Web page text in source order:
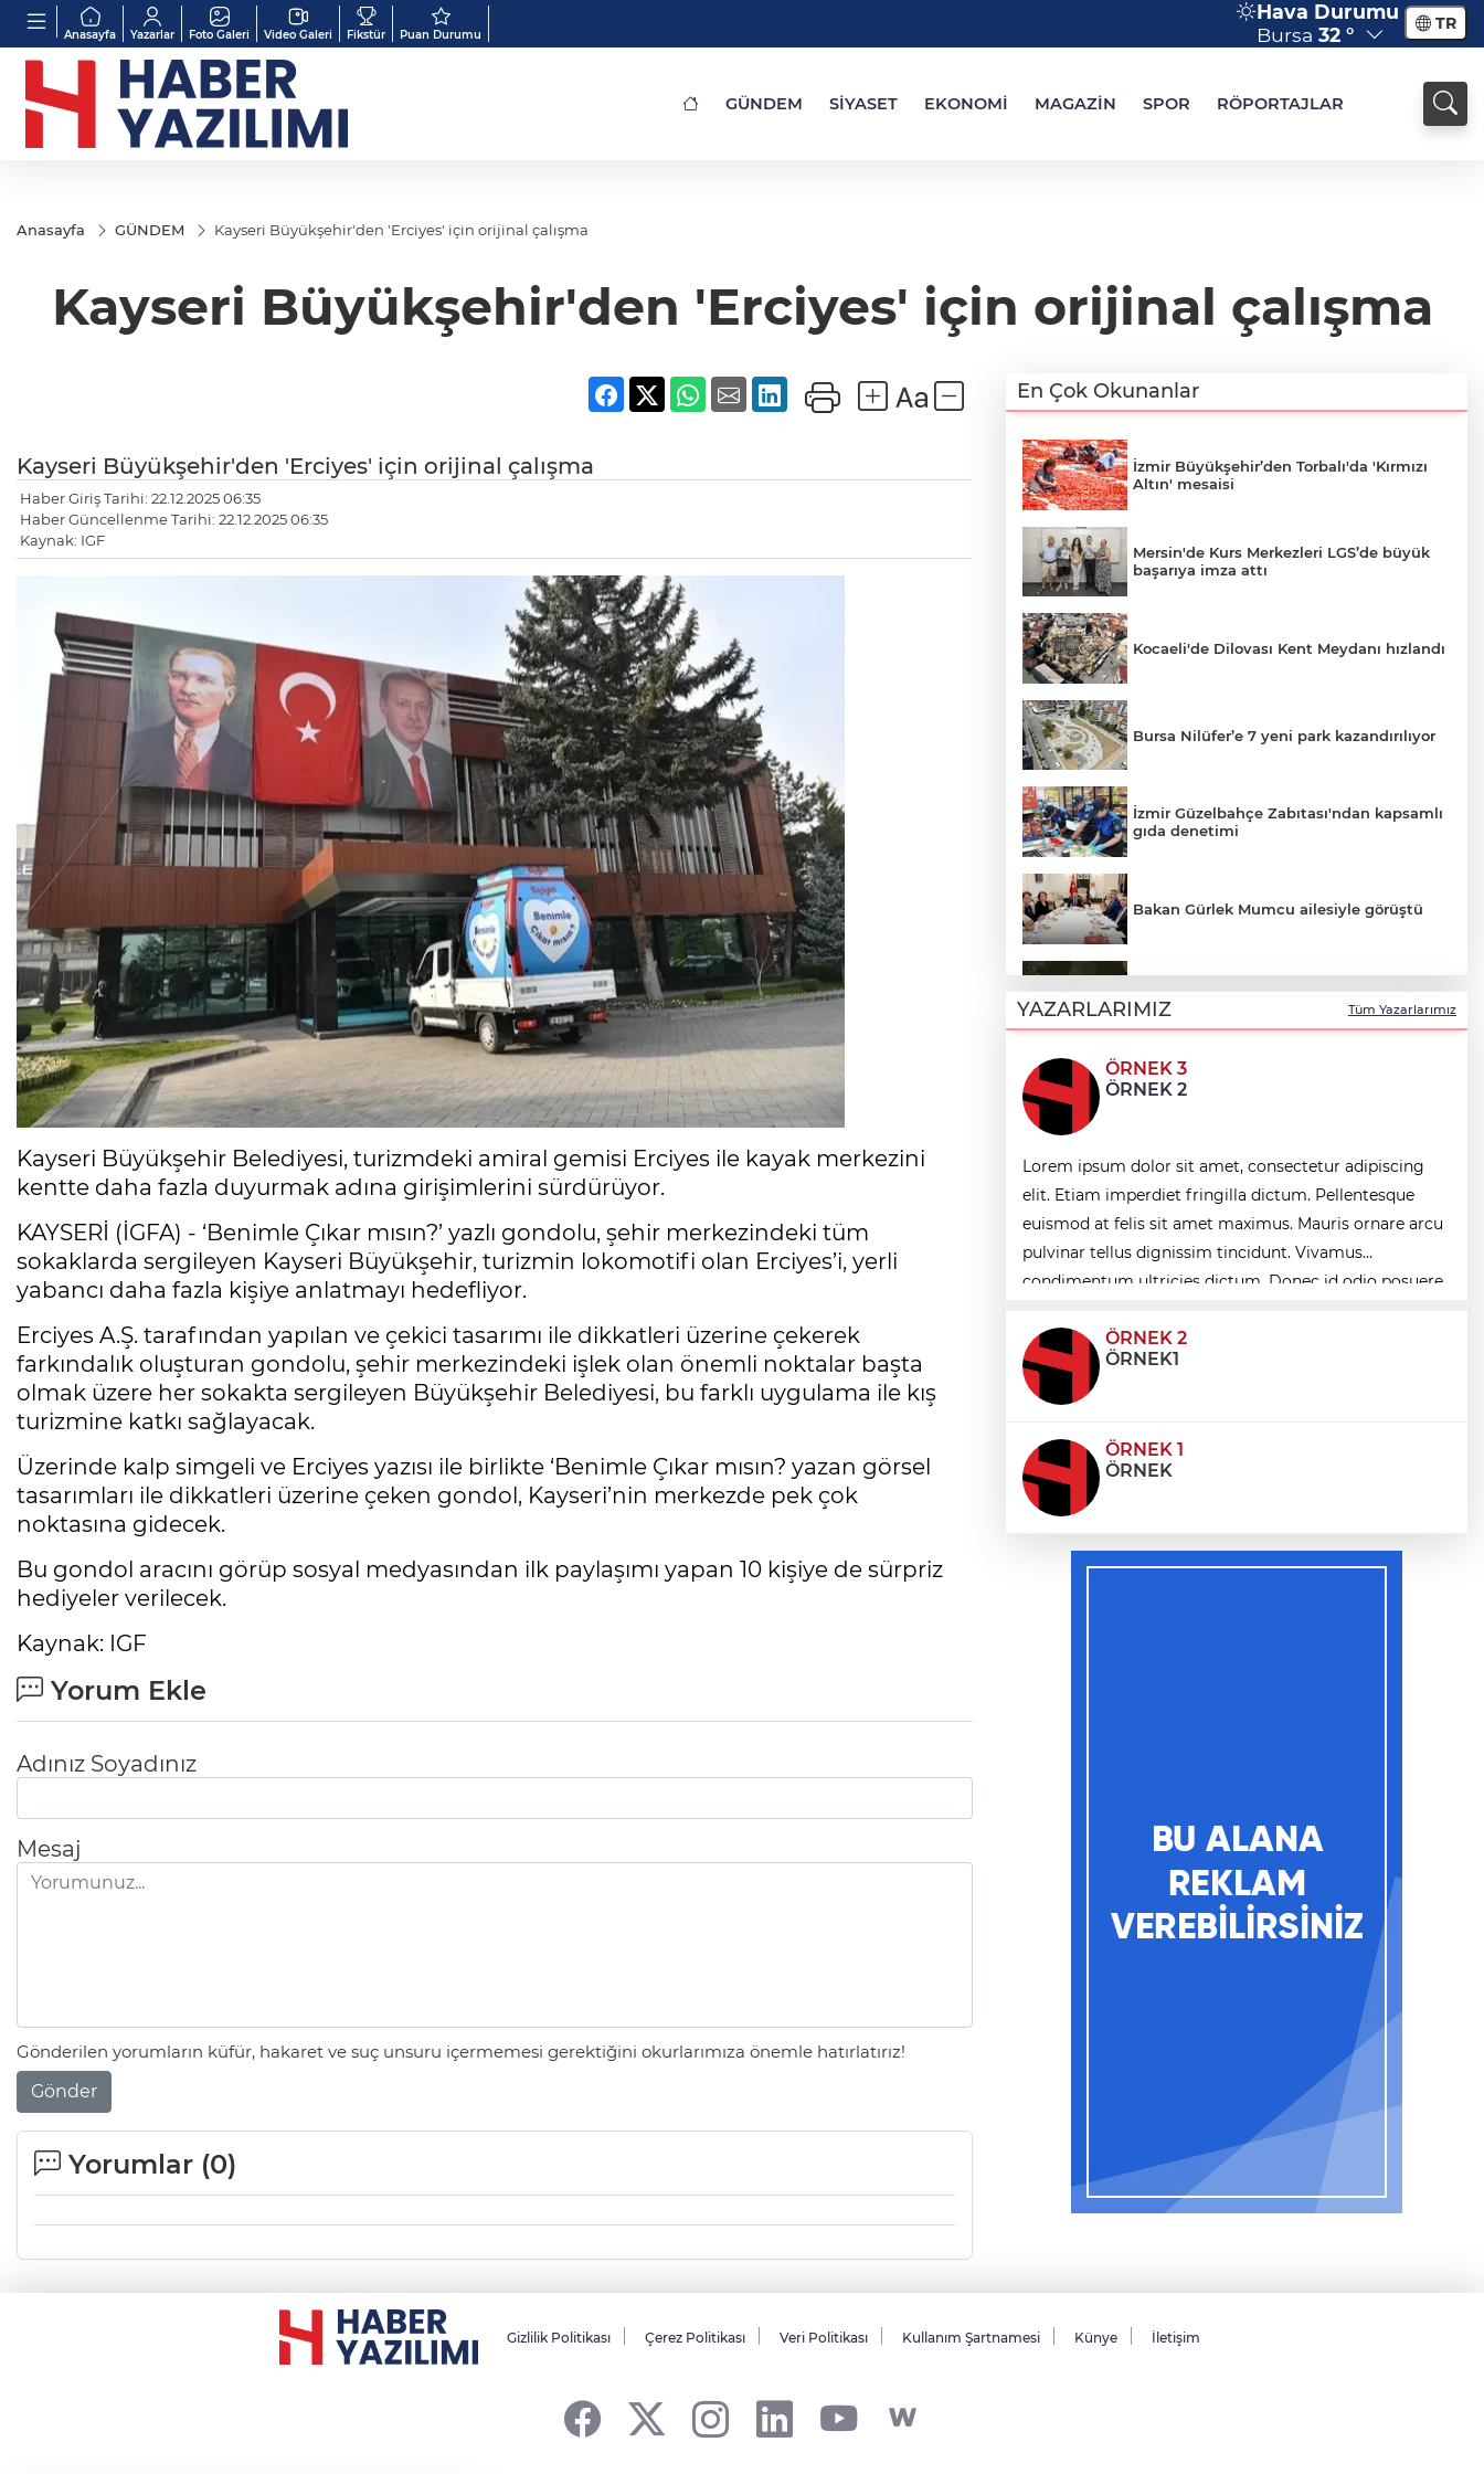
Anasayfa Yazarlar Foto Galeri Video Galeri Fikstür Puan Durumu
Hava Durumu
Bursa 32 ° TR
GÜNDEM SİYASET EKONOMİ MAGAZİN SPOR RÖPORTAJLAR
Anasayfa GÜNDEM Kayseri Büyükşehir'den 'Erciyes' için orijinal çalışma
Kayseri Büyükşehir'den 'Erciyes' için orijinal çalışma
Kayseri Büyükşehir'den 'Erciyes' için orijinal çalışma
Haber Giriş Tarihi: 22.12.2025 06:35
Haber Güncellenme Tarihi: 22.12.2025 06:35
Kaynak: IGF
Kayseri Büyükşehir Belediyesi, turizmdeki amiral gemisi Erciyes ile kayak merkezini
kentte daha fazla duyurmak adına girişimlerini sürdürüyor.
KAYSERİ (İGFA) - ‘Benimle Çıkar mısın?’ yazlı gondolu, şehir merkezindeki tüm
sokaklarda sergileyen Kayseri Büyükşehir, turizmin lokomotifi olan Erciyes’i, yerli
yabancı daha fazla kişiye anlatmayı hedefliyor.
Erciyes A.Ş. tarafından yapılan ve çekici tasarımı ile dikkatleri üzerine çekerek
farkındalık oluşturan gondolu, şehir merkezindeki işlek olan önemli noktalar başta
olmak üzere her sokakta sergileyen Büyükşehir Belediyesi, bu farklı uygulama ile kış
turizmine katkı sağlayacak.
Üzerinde kalp simgeli ve Erciyes yazısı ile birlikte ‘Benimle Çıkar mısın? yazan görsel
tasarımları ile dikkatleri üzerine çeken gondol, Kayseri’nin merkezde pek çok
noktasına gidecek.
Bu gondol aracını görüp sosyal medyasından ilk paylaşımı yapan 10 kişiye de sürpriz
hediyeler verilecek.
Kaynak: IGF
Yorum Ekle
Adınız Soyadınız
Mesaj
Gönderilen yorumların küfür, hakaret ve suç unsuru içermemesi gerektiğini okurlarımıza önemle hatırlatırız!
Gönder
Yorumlar (0)
En Çok Okunanlar
İzmir Büyükşehir’den Torbalı'da 'Kırmızı
Altın' mesaisi
Mersin'de Kurs Merkezleri LGS’de büyük
başarıya imza attı
Kocaeli'de Dilovası Kent Meydanı hızlandı
Bursa Nilüfer’e 7 yeni park kazandırılıyor
İzmir Güzelbahçe Zabıtası'ndan kapsamlı
gıda denetimi
Bakan Gürlek Mumcu ailesiyle görüştü
Osmangazilileri eğlendiriyor
Düzce Yığılca'da Belediye Başkanı
Selami Savaş'a bir kapı daha kapandı!
eşinden adalet çağrısı: İki yıldır
mağduruz
İzmir Körfezi'ne nefes aldıran operasyon...
Manda ve Bostanlı temizlendi
YAZARLARIMIZ Tüm Yazarlarımız
ÖRNEK 3
ÖRNEK 2
Lorem ipsum dolor sit amet, consectetur adipiscing
elit. Etiam imperdiet fringilla dictum. Pellentesque
euismod at felis sit amet maximus. Mauris ornare arcu
pulvinar tellus dignissim tincidunt. Vivamus
condimentum ultricies dictum. Donec id odio posuere,
ÖRNEK 2
ÖRNEK1
ÖRNEK 1
ÖRNEK
Gizlilik Politikası Çerez Politikası Veri Politikası Kullanım Şartnamesi Künye İletişim